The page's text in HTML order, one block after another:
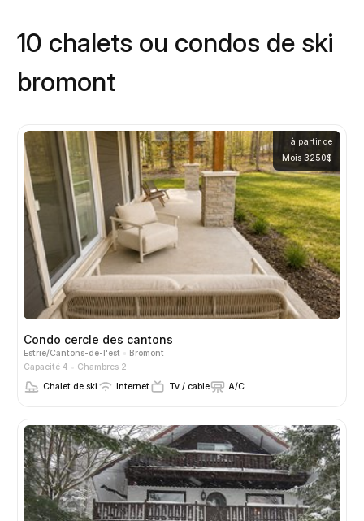
10 chalets ou condos de ski
bromont
à partir de
Mois 3250$
Condo cercle des cantons
Estrie/Cantons-de-l'est
Bromont
Capacité 4
Chambres 2
Chalet de ski
Internet Tv / cable A/C